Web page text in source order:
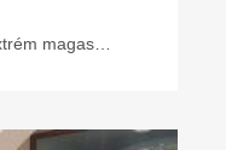
magas